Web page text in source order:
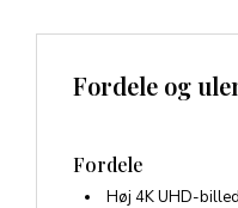
Fordele og
Fordele
Høj 4K UHD-